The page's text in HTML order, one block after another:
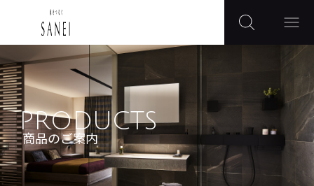
PRODUCTS
商品のご案内